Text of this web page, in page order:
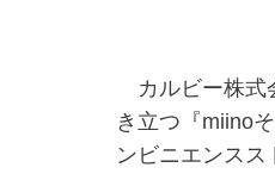
カルビー株式
き立つ『miino
ンビニエンスス